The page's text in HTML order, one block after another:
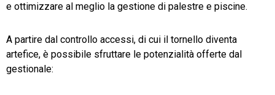
e ottimizzare al meglio la gestione di palestre e piscine.
A partire dal controllo accessi, di cui il tornello diventa
artefice, è possibile sfruttare le potenzialità offerte dal
gestionale: